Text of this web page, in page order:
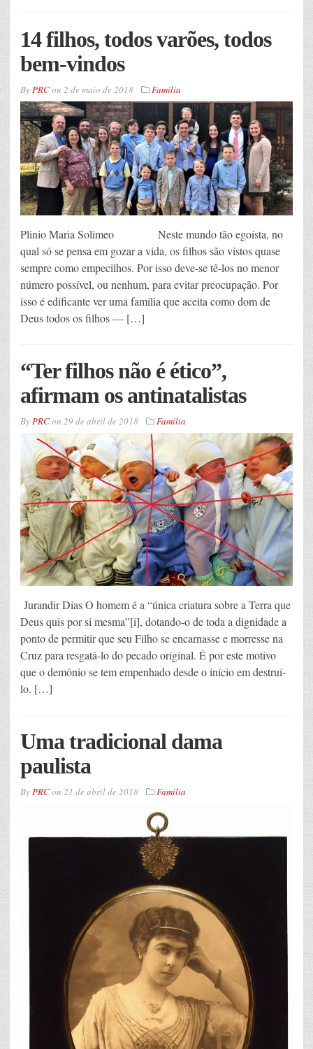
14 filhos, todos varões, todos
bem-vindos
ByPRCon 2 de maio de 2018 Família
Plinio Maria Solimeo Neste mundo tão egoísta, no
qual só se pensa em gozar a vida, os filhos são vistos quase
sempre como empecilhos. Por isso deve-se tê-los no menor
número possível, ou nenhum, para evitar preocupação. Por
isso é edificante ver uma família que aceita como dom de
Deus todos os filhos — […]
“Ter filhos não é ético”,
afirmam os antinatalistas
ByPRCon 29 de abril de 2018 Família
Jurandir Dias O homem é a “única criatura sobre a Terra que
Deus quis por si mesma”[i], dotando-o de toda a dignidade a
ponto de permitir que seu Filho se encarnasse e morresse na
Cruz para resgatá-lo do pecado original. É por este motivo
que o demônio se tem empenhado desde o início em destruí-
lo. […]
Uma tradicional dama
paulista
ByPRCon 21 de abril de 2018 Família